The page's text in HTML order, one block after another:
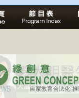
自家教育合法化-
醫療有選擇，人人